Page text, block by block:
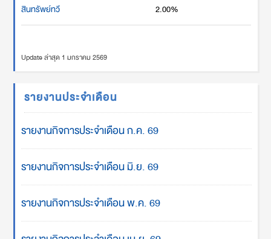
สินทรัพย์ทวี 2.00%
Update ล่าสุด 1 มกราคม 2569
รายงานประจำเดือน
รายงานกิจการประจำเดือน ก.ค. 69
รายงานกิจการประจำเดือน มิ.ย. 69
รายงานกิจการประจำเดือน พ.ค. 69